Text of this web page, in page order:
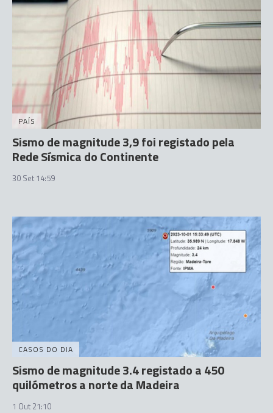
PAÍS
Sismo de magnitude 3,9 foi registado pela
Rede Sísmica do Continente
30 Set 14:59
CASOS DO DIA
Sismo de magnitude 3.4 registado a 450
quilómetros a norte da Madeira
1 Out 21:10